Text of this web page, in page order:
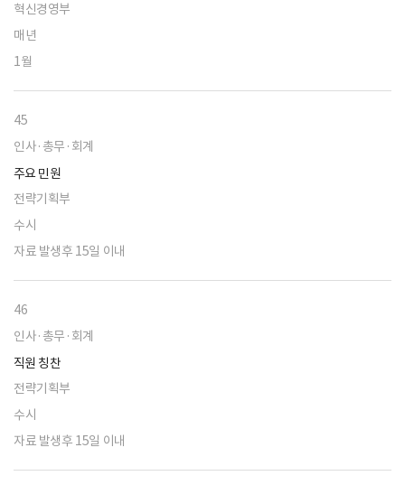
혁신경영부
매년
1월
45
인사·총무·회계
주요 민원
전략기획부
수시
자료 발생후 15일 이내
46
인사·총무·회계
직원 칭찬
전략기획부
수시
자료 발생후 15일 이내